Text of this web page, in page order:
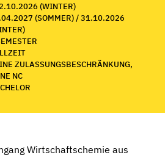
(WINTER)
(SOMMER) / 31.10.2026
ZULASSUNGSBESCHRÄNKUNG,
NC
Wirtschaftschemie aus